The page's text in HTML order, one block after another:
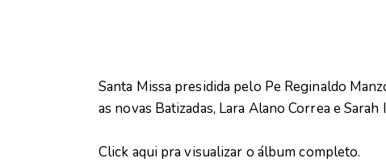
Santa Missa presidida pelo Pe Reginaldo
as novas Batizadas, Lara Alano Correa e Sarah
Click aqui pra visualizar o álbum completo.